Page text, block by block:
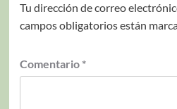
Tu dirección de correo
campos obligatorios están
Comentario *